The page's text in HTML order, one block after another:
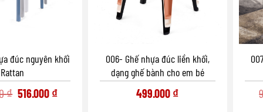
đúc nguyên khối
Rattan
₫ Original
price
516.000 ₫Current
006- Ghế nhựa đúc liền khối,
dạng ghế bành cho em bé
499.000 ₫